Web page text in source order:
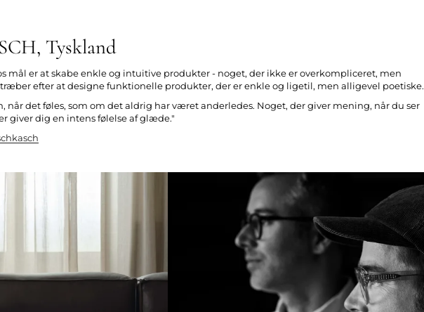
Tyskland
mål er at skabe enkle og intuitive produkter - noget, der ikke er overkompliceret, men
efter at designe funktionelle produkter, der er enkle og ligetil, men alligevel poetiske.
når det føles, som om det aldrig har været anderledes. Noget, der giver mening, når du ser
giver dig en intens følelse af glæde."